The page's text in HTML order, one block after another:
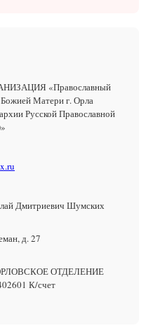
«Православный
Матери г. Орла
Русской Православной
Дмитриевич Шумских
д. 27
ОРЛОВСКОЕ ОТДЕЛЕНИЕ
К/счет